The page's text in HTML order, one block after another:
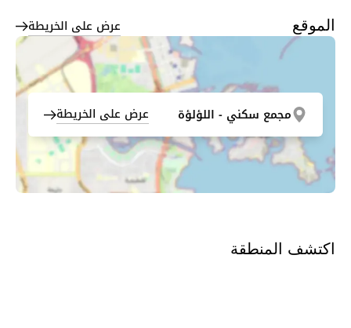
الموقع عرض على الخريطة
مجمع سكني - اللؤلؤة عرض على الخريطة
اكتشف المنطقة